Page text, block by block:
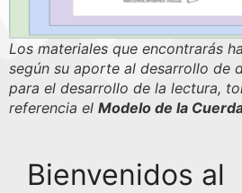
Bienvenidos al
Los materiales que encontrarás
según su aporte al desarrollo de
para el desarrollo de la lectura,
referencia el Modelo de la